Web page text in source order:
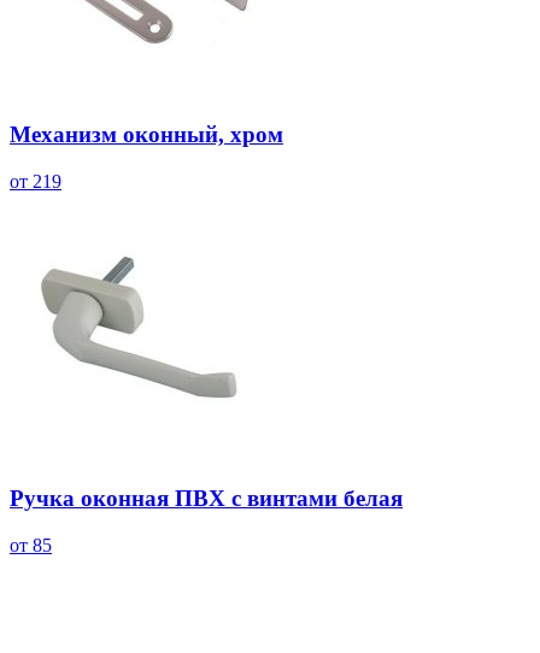
Механизм оконный, хром
от 219
Ручка оконная ПВХ с винтами белая
от 85